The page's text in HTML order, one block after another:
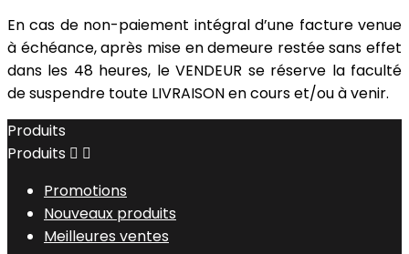
En cas de non-paiement intégral d’une facture venue
à échéance, après mise en demeure restée sans effet
dans les 48 heures, le VENDEUR se réserve la faculté
de suspendre toute LIVRAISON en cours et/ou à venir.
Produits
Produits  
Promotions
Nouveaux produits
Meilleures ventes